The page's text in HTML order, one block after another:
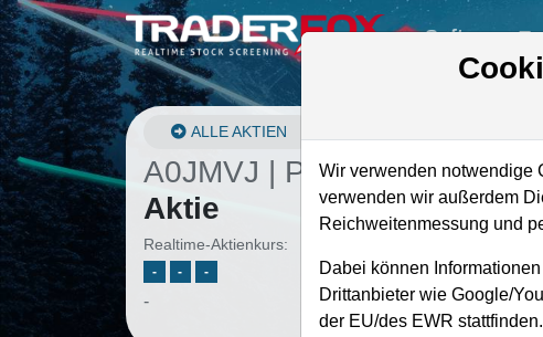
Software
ALLE AKTIEN
A0JMVJ | POOL–Pool
Aktie
Realtime-Aktienkurs:
- - -
-
Wir verwenden notwendige
verwenden wir außerdem
Reichweitenmessung und
Dabei können
Drittanbieter wie Google/
der EU/des EWR stattfinden.